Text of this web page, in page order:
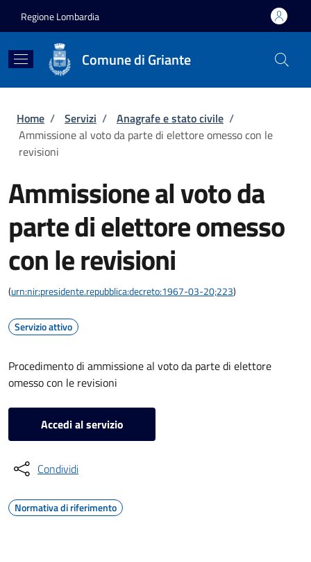
Regione Lombardia
Comune di Griante
Briciole di pane
Home / Servizi / Anagrafe e stato civile /
Ammissione al voto da parte di elettore omesso con le
revisioni
Ammissione al voto da
parte di elettore omesso
con le revisioni
(urn:nir:presidente.repubblica:decreto:1967-03-20;223)
Servizio attivo
Procedimento di ammissione al voto da parte di elettore
omesso con le revisioni
Accedi al servizio
Condividi
Normativa di riferimento